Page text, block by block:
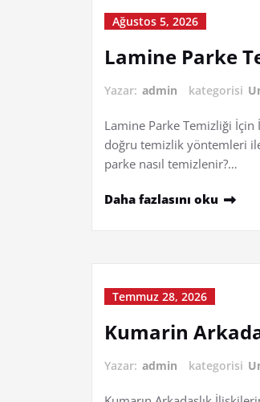
Ağustos 5, 2026
Lamine Parke
Yazar: admin kategorisi
Lamine Parke Temizliği İçin
doğru temizlik yöntemleri
parke nasıl temizlenir?…
Daha fazlasını oku
Temmuz 28, 2026
Kumarin
Yazar: admin kategorisi